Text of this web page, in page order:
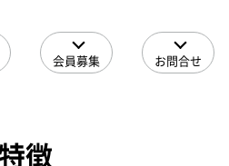
会員募集 お問合せ
徴